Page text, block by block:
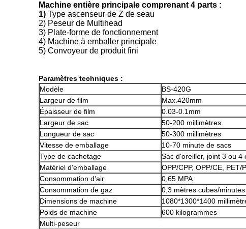
Machine entière principale comprenant 4 parts :
1) Type ascenseur de Z de seau
2) Peseur de Multihead
3) Plate-forme de fonctionnement
4) Machine à emballer principale
5) Convoyeur de produit fini
Paramètres techniques :
Modèle
BS-420G
Largeur de film
Max.420mm
Épaisseur de film
0.03-0.1mm
Largeur de sac
50-200 millimètres
Longueur de sac
50-300 millimètres
Vitesse de emballage
10-70 minute de sacs
Type de cachetage
Sac d'oreiller, joint 3 ou 4
Matériel d'emballage
OPP/CPP, OPP/CE, PET/
Consommation d'air
0,65 MPA
Consommation de gaz
0,3 mètres cubes/minutes
Dimensions de machine
1080*1300*1400
Poids de machine
600 kilogrammes
Multi-peseur